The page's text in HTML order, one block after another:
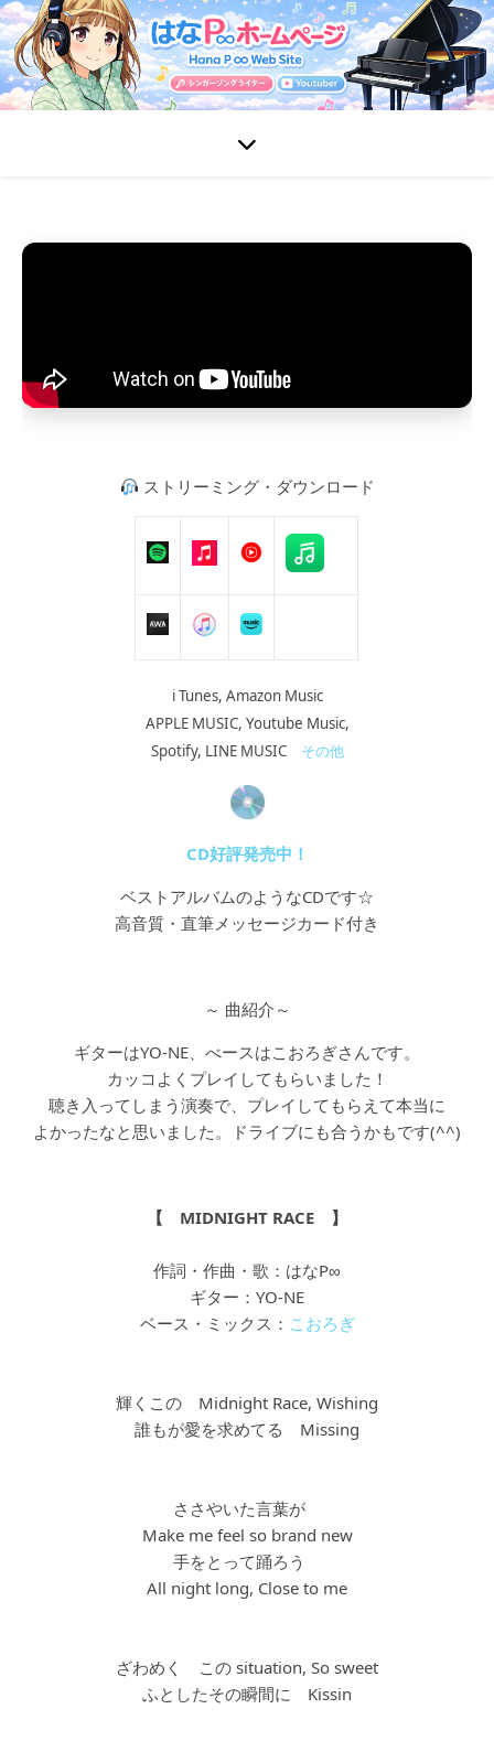
ストリーミング・ダウンロード
i Tunes, Amazon Music
APPLE MUSIC, Youtube Music,
Spotify, LINE MUSIC その他
CD好評発売中！
ベストアルバムのようなCDです☆
高音質・直筆メッセージカード付き
～ 曲紹介～
ギターはYO-NE、べースはこおろぎさんです。
カッコよくプレイしてもらいました！
聴き入ってしまう演奏で、プレイしてもらえて本当に
よかったなと思いました。ドライブにも合うかもです(^^)
【 MIDNIGHT RACE 】
作詞・作曲・歌：はなP∞
ギター：YO-NE
ベース・ミックス： こおろぎ
輝くこの Midnight Race, Wishing
誰もが愛を求めてる Missing
ささやいた言葉が
Make me feel so brand new
手をとって踊ろう
All night long, Close to me
ざわめく この situation, So sweet
ふとしたその瞬間に Kissin